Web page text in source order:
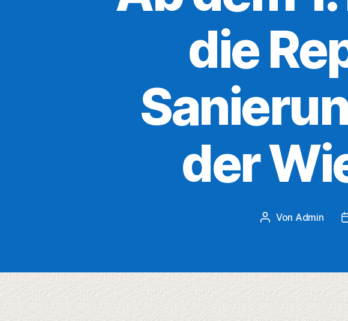
die
der
Beitragsautor
Von Admin